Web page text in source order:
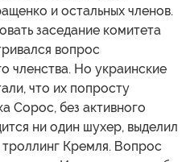
и остальных членов.
заседание комитета
вопрос
членства. Но украинские
что их попросту
Сорос, без активного
ни один шухер, выделил
Кремля. Вопрос